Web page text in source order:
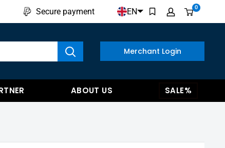
Secure payment EN 0
Merchant Login
ABOUT US SALE%
results